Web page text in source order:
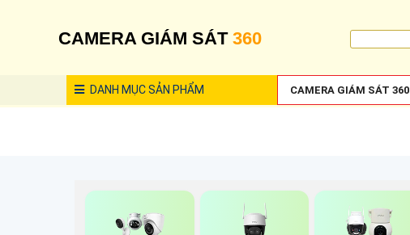
CAMERA GIÁM SÁT 360
DANH MỤCSẢN PHẨM CAMERA GIÁM SÁT 360